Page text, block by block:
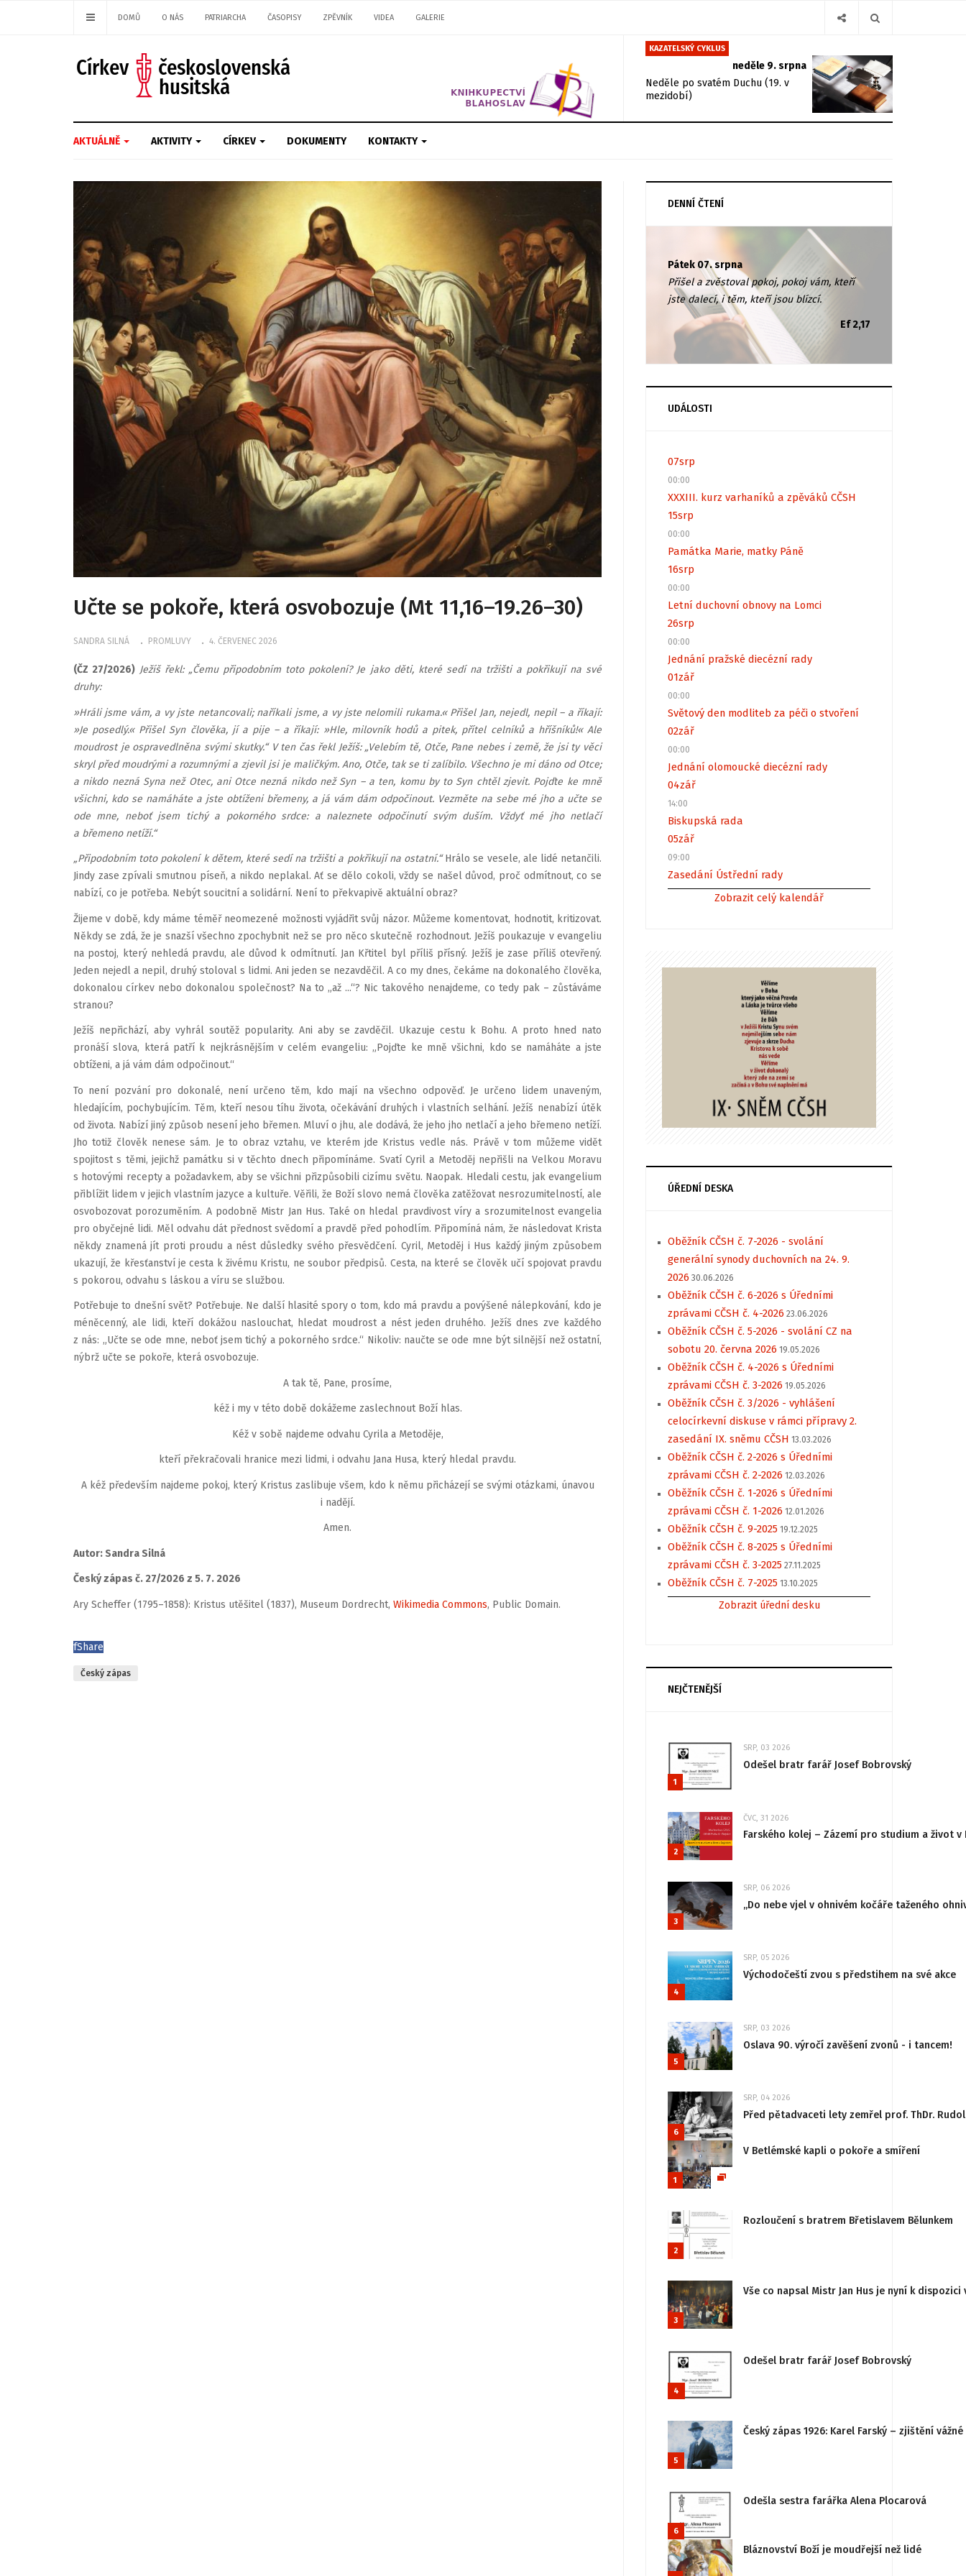
DOMŮ O NÁS PATRIARCHA ČASOPISY ZPĚVNÍK VIDEA GALERIE
KAZATELSKÝ CYKLUS
neděle 9. srpna
Neděle po svatém Duchu (19. v
mezidobí)
AKTUÁLNĚ AKTIVITY CÍRKEV DOKUMENTY KONTAKTY
Učte se pokoře, která osvobozuje (Mt 11,16–19.26–30)
SANDRA SILNÁ PROMLUVY 4. ČERVENEC 2026
(ČZ 27/2026) Ježíš řekl: „Čemu připodobním toto pokolení? Je jako děti, které sedí na tržišti a pokřikují na své
druhy:
»Hráli jsme vám, a vy jste netancovali; naříkali jsme, a vy jste nelomili rukama.« Přišel Jan, nejedl, nepil – a říkají:
»Je posedlý.« Přišel Syn člověka, jí a pije – a říkají: »Hle, milovník hodů a pitek, přítel celníků a hříšníků!« Ale
moudrost je ospravedlněna svými skutky.“ V ten čas řekl Ježíš: „Velebím tě, Otče, Pane nebes i země, že jsi ty věci
skryl před mou­drými a rozumnými a zjevil jsi je maličkým. Ano, Otče, tak se ti zalíbilo. Všechno je mi dáno od Otce;
a nikdo nezná Syna než Otec, ani Otce nezná nikdo než Syn – a ten, komu by to Syn chtěl zjevit. Pojďte ke mně
všichni, kdo se namáháte a jste obtíženi bře­meny, a já vám dám odpočinout. Vezměte na sebe mé jho a učte se
ode mne, neboť jsem tichý a pokorného srdce: a naleznete od­počinutí svým duším. Vždyť mé jho netlačí
a břemeno netíží.“
„Připodobním toto pokolení k dětem, které sedí na tržišti a po­křikují na ostatní.“Hrálo se vesele, ale lidé netančili.
Jindy zase zpívali smutnou píseň, a nikdo neplakal. Ať se dělo cokoli, vždy se našel důvod, proč odmítnout, co se
nabízí, co je potřeba. Nebýt soucitní a solidární. Není to překvapivě aktuální obraz?
Žijeme v době, kdy máme téměř neomezené možnosti vyjádřit svůj názor. Můžeme komentovat, hodnotit, kritizovat.
Někdy se zdá, že je snazší všechno zpochybnit než se pro něco sku­tečně rozhodnout. Ježíš poukazuje v evangeliu
na postoj, který nehledá pravdu, ale důvod k odmítnutí. Jan Křtitel byl příliš přísný. Ježíš je zase příliš otevřený.
Jeden nejedl a nepil, druhý stoloval s lidmi. Ani jeden se nezavděčil. A co my dnes, če­káme na dokonalého člověka,
dokonalou církev nebo dokona­lou společnost? Na to „až ...“? Nic takového nenajdeme, co tedy pak – zůstáváme
stranou?
Ježíš nepřichází, aby vyhrál soutěž popularity. Ani aby se zavděčil. Ukazuje cestu k Bohu. A proto hned nato
pronáší slova, která patří k nejkrásnějším v celém evangeliu: „Pojďte ke mně všichni, kdo se namáháte a jste
obtíženi, a já vám dám odpočinout.“
To není pozvání pro dokonalé, není určeno těm, kdo mají na všechno odpověď. Je určeno lidem unaveným,
hledajícím, po­chybujícím. Těm, kteří nesou tíhu života, očekávání druhých i vlastních selhání. Ježíš nenabízí útěk
od života. Nabízí jiný způsob nesení jeho břemen. Mluví o jhu, ale dodává, že jeho jho netlačí a jeho břemeno netíží.
Jho totiž člověk nenese sám. Je to obraz vztahu, ve kterém jde Kristus vedle nás. Právě v tom můžeme vidět
spojitost s těmi, jejichž památku si v těchto dnech připomínáme. Svatí Cyril a Metoděj nepřišli na Velkou Moravu
s hotovými recepty a požadavkem, aby se všichni při­způsobili cizímu světu. Naopak. Hledali cestu, jak evangelium
přiblížit lidem v jejich vlastním jazyce a kultuře. Věřili, že Boží slovo nemá člověka zatěžovat nesrozumitelností, ale
osvobo­zovat porozuměním. A podobně Mistr Jan Hus. Také on hledal pravdivost víry a srozumitelnost evangelia
pro obyčejné lidi. Měl odvahu dát přednost svědomí a pravdě před pohodlím. Při­pomíná nám, že následovat Krista
někdy znamená jít proti proudu a nést důsledky svého přesvědčení. Cyril, Metoděj i Hus každý jiným způsobem
ukazují, že křesťanství je cesta k ži­vému Kristu, ne soubor předpisů. Cesta, na které se člověk učí spojovat pravdu
s pokorou, odvahu s láskou a víru se službou.
Potřebuje to dnešní svět? Potřebuje. Ne další hlasité spory o tom, kdo má pravdu a povýšené nálepkování, kdo je
méněcenný, ale lidi, kteří dokážou naslouchat, hledat moudrost a nést jeden druhého. Ježíš dnes zve každého
z nás: „Učte se ode mne, neboť jsem tichý a pokorného srdce.“ Nikoliv: naučte se ode mne být silnější než ostatní,
nýbrž učte se pokoře, která osvobozuje.
A tak tě, Pane, prosíme,
kéž i my v této době dokážeme zaslechnout Boží hlas.
Kéž v sobě najdeme odvahu Cyrila a Metoděje,
kteří překračovali hranice mezi lidmi, i odvahu Jana Husa, který hledal pravdu.
A kéž především najdeme pokoj, který Kristus zaslibuje všem, kdo k němu přicházejí se svými otázkami, únavou
i nadějí.
Amen.
Autor: Sandra Silná
Český zápas č. 27/2026 z 5. 7. 2026
Ary Scheffer (1795–1858): Kristus utěšitel (1837), Museum Dordrecht, Wikimedia Commons, Public Domain.
fShare
Český zápas
DENNÍ ČTENÍ
Pátek 07. srpna
Přišel a zvěstoval pokoj, pokoj vám, kteří
jste dalecí, i těm, kteří jsou blízcí.
Ef 2,17
UDÁLOSTI
07srp
00:00
XXXIII. kurz varhaníků a zpěváků CČSH
15srp
00:00
Památka Marie, matky Páně
16srp
00:00
Letní duchovní obnovy na Lomci
26srp
00:00
Jednání pražské diecézní rady
01zář
00:00
Světový den modliteb za péči o stvoření
02zář
00:00
Jednání olomoucké diecézní rady
04zář
14:00
Biskupská rada
05zář
09:00
Zasedání Ústřední rady
Zobrazit celý kalendář
ÚŘEDNÍ DESKA
Oběžník CČSH č. 7-2026 - svolání
generální synody duchovních na 24. 9.
2026 30.06.2026
Oběžník CČSH č. 6-2026 s Úředními
zprávami CČSH č. 4-2026 23.06.2026
Oběžník CČSH č. 5-2026 - svolání CZ na
sobotu 20. června 2026 19.05.2026
Oběžník CČSH č. 4-2026 s Úředními
zprávami CČSH č. 3-2026 19.05.2026
Oběžník CČSH č. 3/2026 - vyhlášení
celocírkevní diskuse v rámci přípravy 2.
zasedání IX. sněmu CČSH 13.03.2026
Oběžník CČSH č. 2-2026 s Úředními
zprávami CČSH č. 2-2026 12.03.2026
Oběžník CČSH č. 1-2026 s Úředními
zprávami CČSH č. 1-2026 12.01.2026
Oběžník CČSH č. 9-2025 19.12.2025
Oběžník CČSH č. 8-2025 s Úředními
zprávami CČSH č. 3-2025 27.11.2025
Oběžník CČSH č. 7-2025 13.10.2025
Zobrazit úřední desku
NEJČTENĚJŠÍ
1
SRP, 03 2026
Odešel bratr farář Josef Bobrovský
2
ČVC, 31 2026
Farského kolej – Zázemí pro studium a život v
3
SRP, 06 2026
„Do nebe vjel v ohnivém kočáře taženého
4
SRP, 05 2026
Východočeští zvou s předstihem na své akce
5
SRP, 03 2026
Oslava 90. výročí zavěšení zvonů - i tancem!
6
SRP, 04 2026
Před pětadvaceti lety zemřel prof. ThDr.
1
V Betlémské kapli o pokoře a smíření
2
Rozloučení s bratrem Břetislavem Bělunkem
3
Vše co napsal Mistr Jan Hus je nyní k
4
Odešel bratr farář Josef Bobrovský
5
Český zápas 1926: Karel Farský – zjištění
6
Odešla sestra farářka Alena Plocarová
Bláznovství Boží je moudřejší než lidé